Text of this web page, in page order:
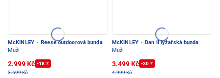
McKINLEY · Reese outdoorová bunda
Muži
2.999 Kč -18 %
3.699 Kč
McKINLEY · Dan II lyžařská bunda
Muži
3.499 Kč -30 %
4.999 Kč